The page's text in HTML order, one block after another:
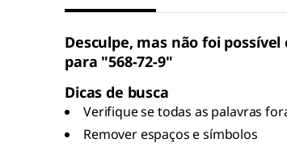
Desculpe, mas não foi
para "568-72-9"
Dicas de busca
Verifique se todas as palavras
Remover espaços e símbolos